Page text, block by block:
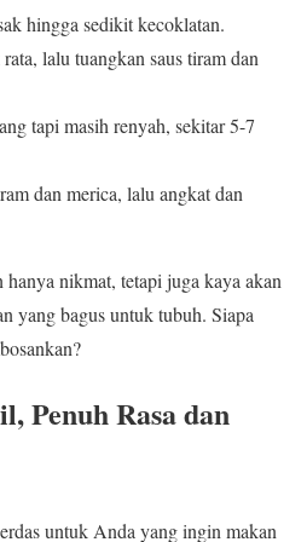
hingga sedikit kecoklatan.
lalu tuangkan saus tiram dan
tapi masih renyah, sekitar 5-7
dan merica, lalu angkat dan
nikmat, tetapi juga kaya akan
yang bagus untuk tubuh. Siapa
Penuh Rasa dan
untuk Anda yang ingin makan